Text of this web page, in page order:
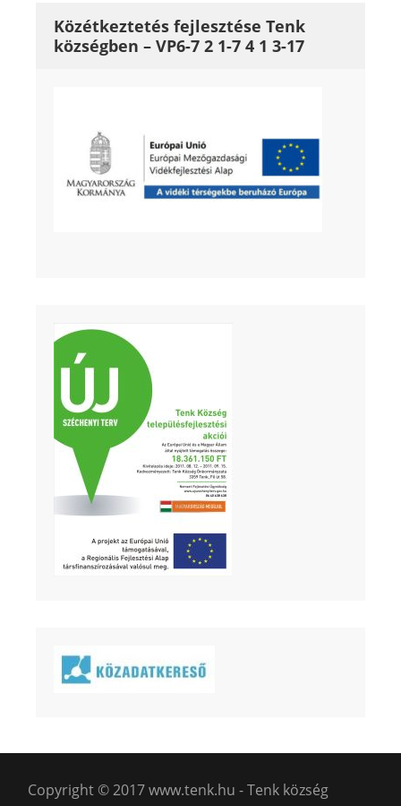
Közétkeztetés fejlesztése Tenk
községben – VP6-7 2 1-7 4 1 3-17
Copyright © 2017 www.tenk.hu - Tenk község